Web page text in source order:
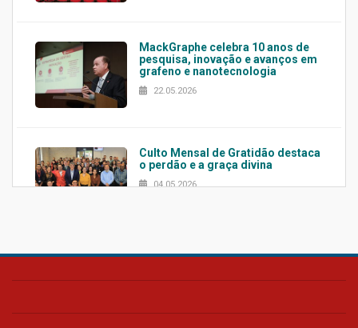
MackGraphe celebra 10 anos de
pesquisa, inovação e avanços em
grafeno e nanotecnologia
22.05.2026
Culto Mensal de Gratidão destaca
o perdão e a graça divina
04.05.2026
Confira como foi o culto mensal